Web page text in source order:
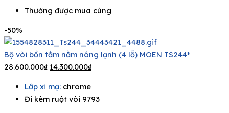
Thường được mua cùng
-50%
Bộ vòi bồn tắm nằm nóng lạnh (4 lỗ) MOEN TS244*
28.600.000₫ 14.300.000₫
Lớp xi mạ: chrome
Đi kèm ruột vòi 9793